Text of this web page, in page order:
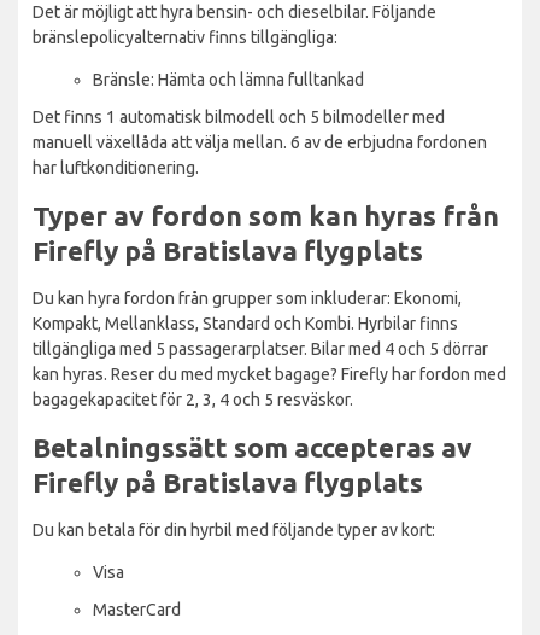
Det är möjligt att hyra bensin- och dieselbilar. Följande
bränslepolicyalternativ finns tillgängliga:
Bränsle: Hämta och lämna fulltankad
Det finns 1 automatisk bilmodell och 5 bilmodeller med
manuell växellåda att välja mellan. 6 av de erbjudna fordonen
har luftkonditionering.
Typer av fordon som kan hyras från
Firefly på Bratislava flygplats
Du kan hyra fordon från grupper som inkluderar: Ekonomi,
Kompakt, Mellanklass, Standard och Kombi. Hyrbilar finns
tillgängliga med 5 passagerarplatser. Bilar med 4 och 5 dörrar
kan hyras. Reser du med mycket bagage? Firefly har fordon med
bagagekapacitet för 2, 3, 4 och 5 resväskor.
Betalningssätt som accepteras av
Firefly på Bratislava flygplats
Du kan betala för din hyrbil med följande typer av kort:
Visa
MasterCard